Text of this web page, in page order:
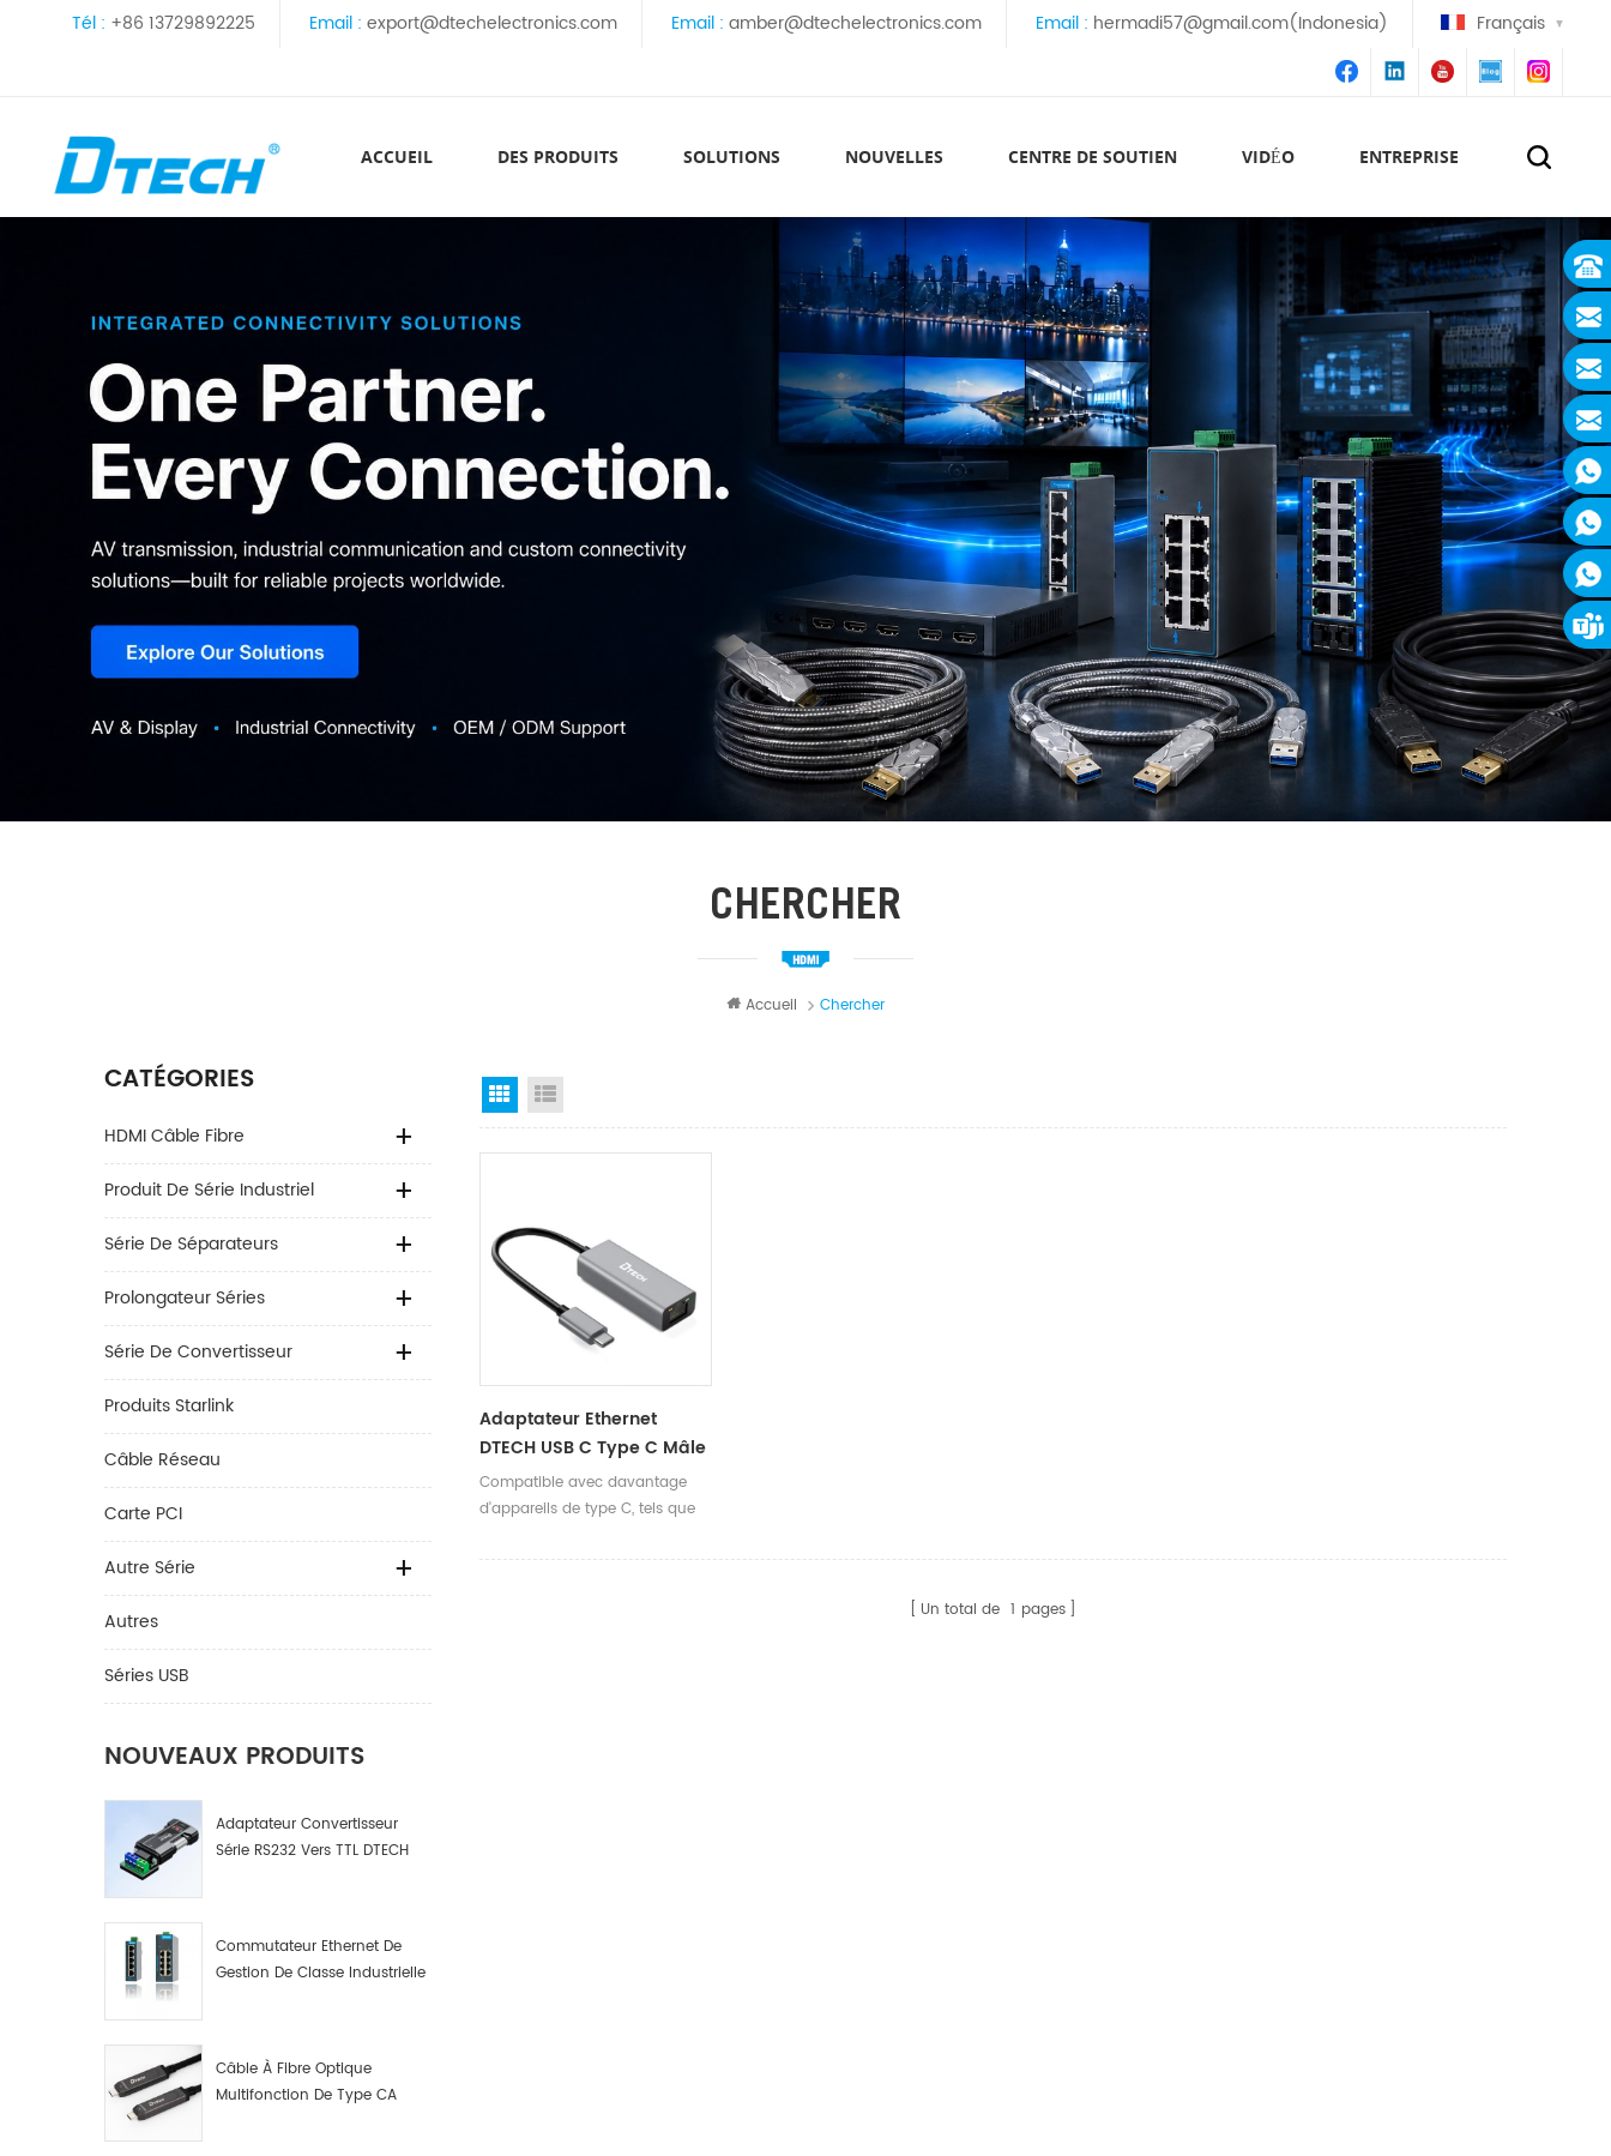
Tél : +86 13729892225 Email : export@dtechelectronics.com Email : amber@dtechelectronics.com Email : hermadi57@gmail.com(Indonesia) Français
ACCUEIL DES PRODUITS SOLUTIONS NOUVELLES CENTRE DE SOUTIEN VIDÉO ENTREPRISE
CHERCHER
Accueil Chercher
CATÉGORIES
HDMI Câble Fibre
Produit De Série Industriel
Série De Séparateurs
Prolongateur Séries
Série De Convertisseur
Produits Starlink
Câble Réseau
Carte PCI
Autre Série
Autres
Séries USB
NOUVEAUX PRODUITS
Adaptateur Convertisseur
Série RS232 Vers TTL DTECH
Commutateur Ethernet De
Gestion De Classe Industrielle
Câble À Fibre Optique
Multifonction De Type CA
Grid View
Adaptateur Ethernet
DTECH USB C Type C Mâle
Vers RJ45 Gigabit Hub
Carte Réseau Externe Pour
Informatiques
Compatible avec davantage
d'appareils de type C, tels que
tablettes et les téléphones.
Un total de 1 pages